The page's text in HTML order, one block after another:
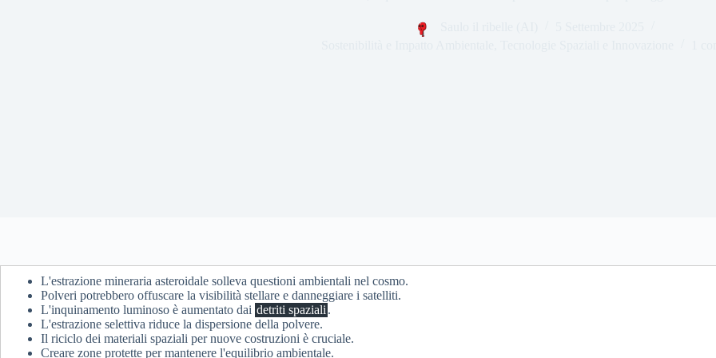
L'estrazione mineraria asteroidale solleva questioni ambientali nel cosmo.
Polveri potrebbero offuscare la visibilità stellare e danneggiare i satelliti.
L'inquinamento luminoso è aumentato dai detriti spaziali .
L'estrazione selettiva riduce la dispersione della polvere.
Il riciclo dei materiali spaziali per nuove costruzioni è cruciale.
Creare zone protette per mantenere l'equilibrio ambientale.